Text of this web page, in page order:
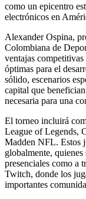
como un epicentro
electrónicos en
Alexander Ospina,
Colombiana de
ventajas
óptimas para el
sólido, escenarios
capital que
necesaria para una
El torneo incluirá
League of Legends,
Madden NFL. Estos
globalmente,
presenciales como a
Twitch, donde los
importantes